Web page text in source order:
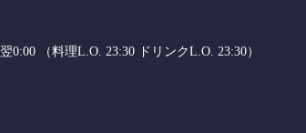
0:00 （料理L.O. 23:30 ドリンクL.O. 23:30）